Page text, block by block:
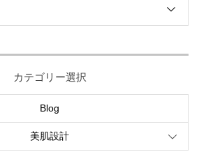
カテゴリー選択
Blog
美肌設計